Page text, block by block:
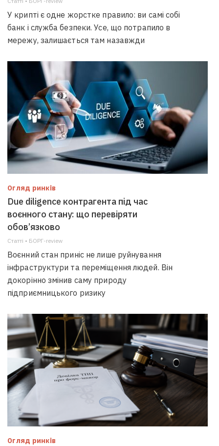
У крипті є одне жорстке правило: ви самі собі
банк і служба безпеки. Усе, що потрапило в
мережу, залишається там назавжди
Огляд ринків
Due diligence контрагента під час
воєнного стану: що перевіряти
обов’язково
Статті • БОРГ-review
Воєнний стан приніс не лише руйнування
інфраструктури та переміщення людей. Він
докорінно змінив саму природу
підприємницького ризику
Огляд ринків